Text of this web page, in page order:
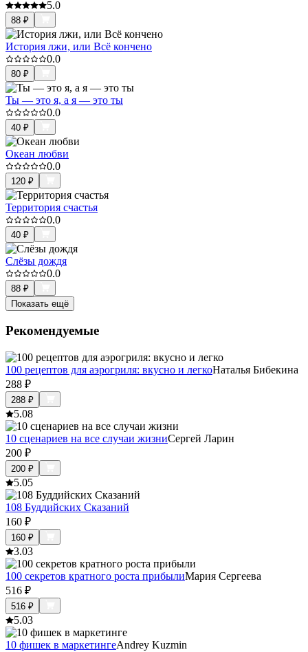
5.0
88 ₽
История лжи, или Всё кончено
0.0
80 ₽
Ты — это я, а я — это ты
0.0
40 ₽
Океан любви
0.0
120 ₽
Территория счастья
0.0
40 ₽
Слёзы дождя
0.0
88 ₽
Показать ещё
Рекомендуемые
100 рецептов для аэрогриля: вкусно и легкоНаталья Бибекина
288 ₽
288 ₽
5.08
10 сценариев на все случаи жизниСергей Ларин
200 ₽
200 ₽
5.05
108 Буддийских Сказаний
160 ₽
160 ₽
3.03
100 секретов кратного роста прибылиМария Сергеева
516 ₽
516 ₽
5.03
10 фишек в маркетингеAndrey Kuzmin